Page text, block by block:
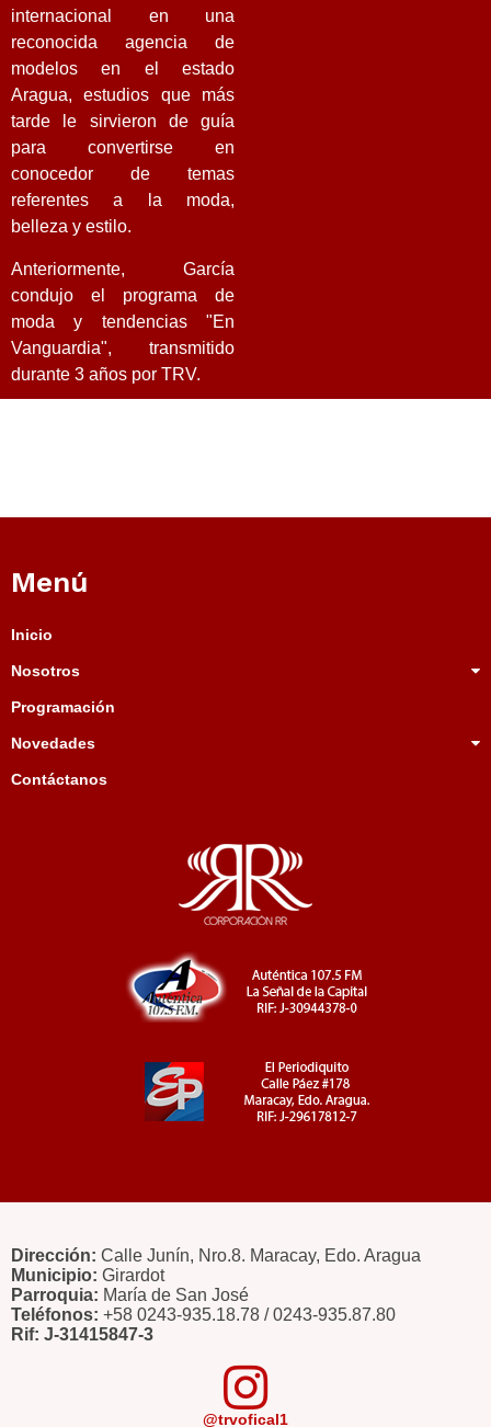
internacional en una
reconocida agencia de
modelos en el estado
Aragua, estudios que más
tarde le sirvieron de guía
para convertirse en
conocedor de temas
referentes a la moda,
belleza y estilo.
Anteriormente, García
condujo el programa de
moda y tendencias "En
Vanguardia", transmitido
durante 3 años por TRV.
Menú
Inicio
Nosotros
Programación
Novedades
Contáctanos
Dirección: Calle Junín, Nro.8. Maracay, Edo. Aragua
Municipio: Girardot
Parroquia: María de San José
Teléfonos: +58 0243-935.18.78 / 0243-935.87.80
Rif: J-31415847-3
@trvofical1